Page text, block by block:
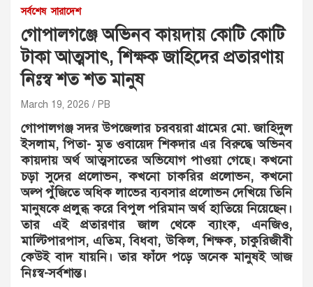
সর্বশেষ সারাদেশ
গোপালগঞ্জে অভিনব কায়দায় কোটি কোটি
টাকা আত্মসাৎ, শিক্ষক জাহিদের প্রতারণায়
নিঃস্ব শত শত মানুষ
March 19, 2026 PB
গোপালগঞ্জ সদর উপজেলার চরবয়রা গ্রামের মো. জাহিদুল
ইসলাম, পিতা- মৃত ওবায়েদ শিকদার এর বিরুদ্ধে অভিনব
কায়দায় অর্থ আত্মসাতের অভিযোগ পাওয়া গেছে। কখনো
চড়া সুদের প্রলোভন, কখনো চাকরির প্রলোভন, কখনো
অল্প পুঁজিতে অধিক লাভের ব্যবসার প্রলোভন দেখিয়ে তিনি
মানুষকে প্রলুব্ধ করে বিপুল পরিমান অর্থ হাতিয়ে নিয়েছেন।
তার এই প্রতারণার জাল থেকে ব্যাংক, এনজিও,
মাল্টিপারপাস, এতিম, বিধবা, উকিল, শিক্ষক, চাকুরিজীবী
কেউই বাদ যায়নি। তার ফাঁদে পড়ে অনেক মানুষই আজ
নিঃস্ব-সর্বশান্ত।